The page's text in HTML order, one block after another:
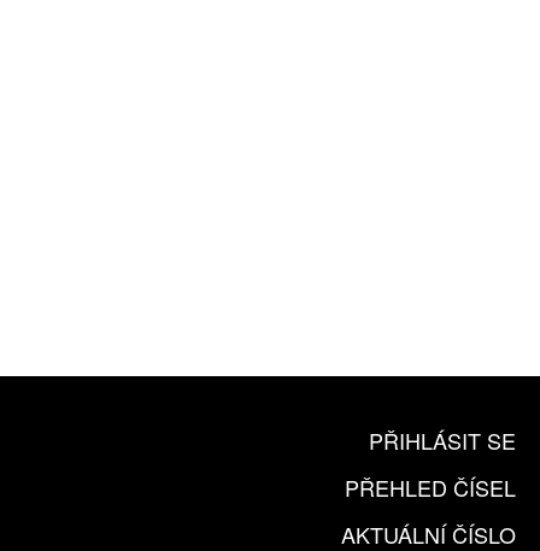
PŘIHLÁSIT SE
PŘEHLED ČÍSEL
AKTUÁLNÍ ČÍSLO